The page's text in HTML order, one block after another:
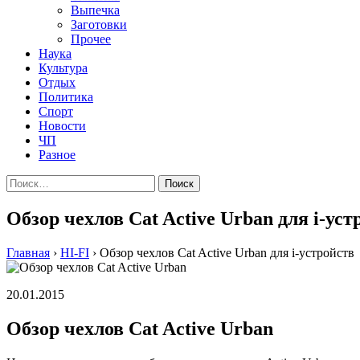
Выпечка
Заготовки
Прочее
Наука
Культура
Отдых
Политика
Спорт
Новости
ЧП
Разное
Найти:
Обзор чехлов Cat Active Urban для i-
Главная › HI-FI › Обзор чехлов Cat Active Urban для i-устройств
20.01.2015
Обзор чехлов Cat Active Urban